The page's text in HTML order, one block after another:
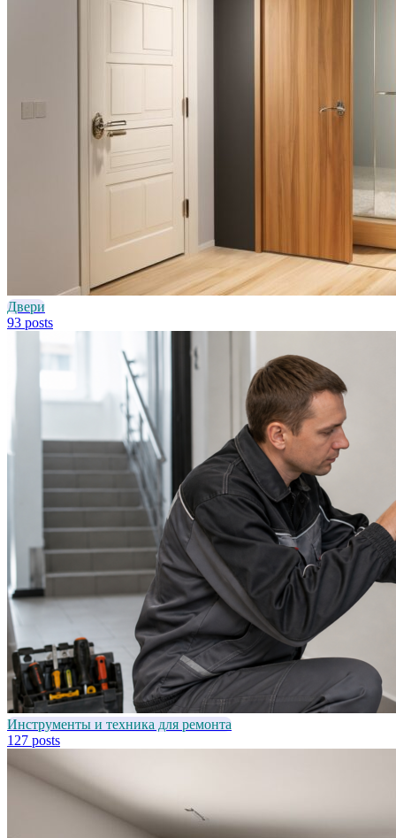
Двери
93 posts
Инструменты и техника для ремонта
127 posts